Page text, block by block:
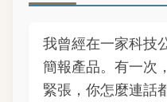
我曾經在一家科技
簡報產品。有一次
緊張，你怎麼連話